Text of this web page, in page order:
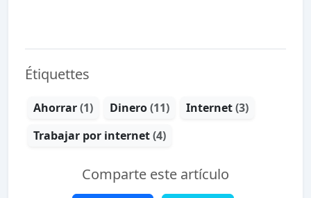
Étiquettes
Ahorrar(1) Dinero(11) Internet(3)
Trabajar por internet(4)
Comparte este artículo